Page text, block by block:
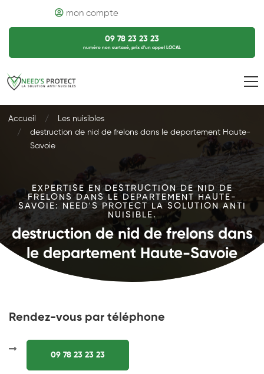
mon compte
09 78 23 23 23
numéro non surtaxé, prix d’un appel LOCAL
Accueil
Les nuisibles
destruction de nid de frelons dans le departement Haute-
Savoie
EXPERTISE EN DESTRUCTION DE NID DE
FRELONS DANS LE DEPARTEMENT HAUTE-
SAVOIE: NEED'S PROTECT LA SOLUTION ANTI
NUISIBLE.
destruction de nid de frelons dans
le departement Haute-Savoie
Rendez-vous par téléphone
09 78 23 23 23